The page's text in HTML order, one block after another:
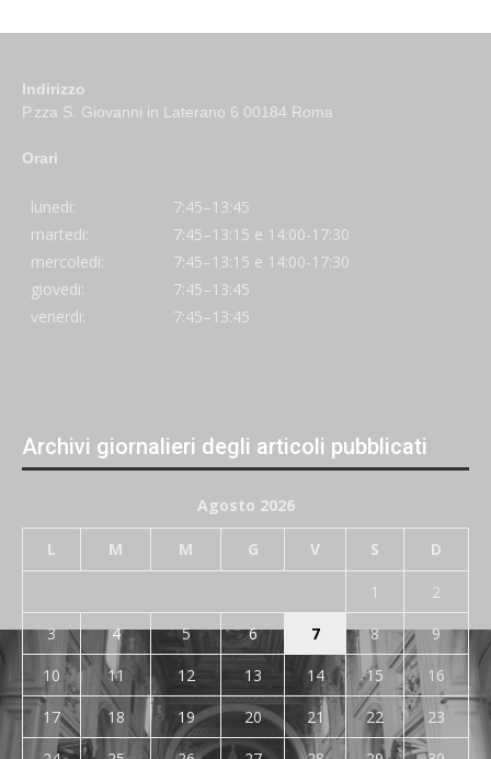
Indirizzo
P.zza S. Giovanni in Laterano 6 00184 Roma
Orari
lunedi:
7:45–13:45
martedi:
7:45–13:15 e 14:00-17:30
mercoledi:
7:45–13:15 e 14:00-17:30
giovedi:
7:45–13:45
venerdi:
7:45–13:45
Archivi giornalieri degli articoli pubblicati
Agosto 2026
L M M G V S D
1
2
3
4 5 6 7 8
9
10
11 12 13 14 15
16
17
18 19 20 21 22
23